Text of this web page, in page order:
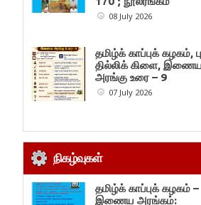
08 July 2026
தமிழ்க் காப்புக் கழகம்,
தில்லிக் கிளை, இணைய
அரங்கு உரை – 9
07 July 2026
நிகழ்வுகள்
தமிழ்க் காப்புக் கழகம் –
இணைய அரங்கம்: